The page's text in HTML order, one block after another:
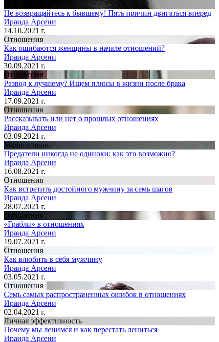
Не возвращайтесь к бывшему! Пять причин двигаться вперед
Ираида Арсени
14.10.2021 г.
Отношения
Как ошибаются женщины в начале отношений?
Ираида Арсени
30.09.2021 г.
Отношения
Развод к лучшему? Ищем плюсы в жизни после брака
Ираида Арсени
17.09.2021 г.
Отношения
Рассказывать или нет о прошлых отношениях
Ираида Арсени
03.09.2021 г.
Манипуляции
Предатели никогда не одиноки: как это возможно?
Ираида Арсени
16.08.2021 г.
Отношения
Как встретить достойного мужчину за семь шагов
Ираида Арсени
28.07.2021 г.
Отношения
«Грабли» в отношениях
Ираида Арсени
19.07.2021 г.
Отношения
Как влюбить в себя мужчину
Ираида Арсени
03.05.2021 г.
Отношения
Семь самых распространенных ошибок в отношениях
Ираида Арсени
02.04.2021 г.
Личная эффективность
Почему мы ленимся и как перестать лениться
Ираида Арсени